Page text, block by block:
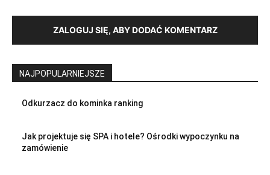
ZALOGUJ SIĘ, ABY DODAĆ KOMENTARZ
NAJPOPULARNIEJSZE
Odkurzacz do kominka ranking
Jak projektuje się SPA i hotele? Ośrodki wypoczynku na
zamówienie